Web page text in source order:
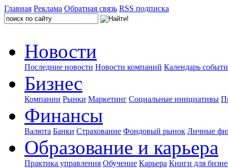
Главная Реклама Обратная связь RSS подписка
Новости
Последние новости Новости компаний Календарь
Бизнес
Компании Рынки Маркетинг Социальные инициативы
Финансы
Валюта Банки Страхование Фондовый рынок Личные
Образование и карьера
Практика управления Обучение Карьера Книги для